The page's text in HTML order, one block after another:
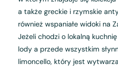
a także greckie i rzymskie
również wspaniałe widoki na
Jeżeli chodzi o lokalną
lody a przede wszystkim
limoncello, który jest